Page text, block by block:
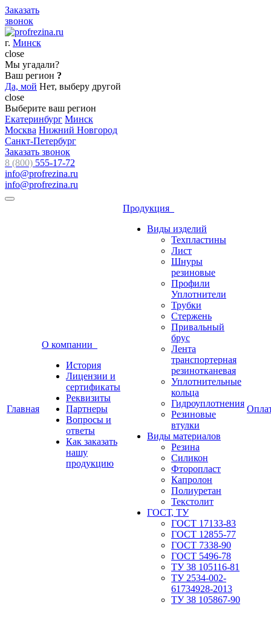
Заказать
звонок
г. Минск
close
Мы угадали?
Ваш регион ?
Да, мой Нет, выберу другой
close
Выберите ваш регион
Екатеринбург Минск
Москва Нижний Новгород
Санкт-Петербург
Заказать звонок
8 (800) 555-17-72
info@profrezina.ru
info@profrezina.ru
Главная
О компании
История
Лицензии и
сертификаты
Реквизиты
Партнеры
Вопросы и
ответы
Как заказать
нашу
продукцию
Продукция
Виды изделий
Техпластины
Лист
Шнуры
резиновые
Профили
Уплотнители
Трубки
Стержень
Привальный
брус
Лента
транспортерная
резинотканевая
Уплотнительные
кольца
Гидроуплотнения
Резиновые
втулки
Виды материалов
Резина
Силикон
Фторопласт
Капролон
Полиуретан
Текстолит
ГОСТ, ТУ
ГОСТ 17133-83
ГОСТ 12855-77
ГОСТ 7338-90
ГОСТ 5496-78
ТУ 38 105116-81
ТУ 2534-002-
61734928-2013
ТУ 38 105867-90